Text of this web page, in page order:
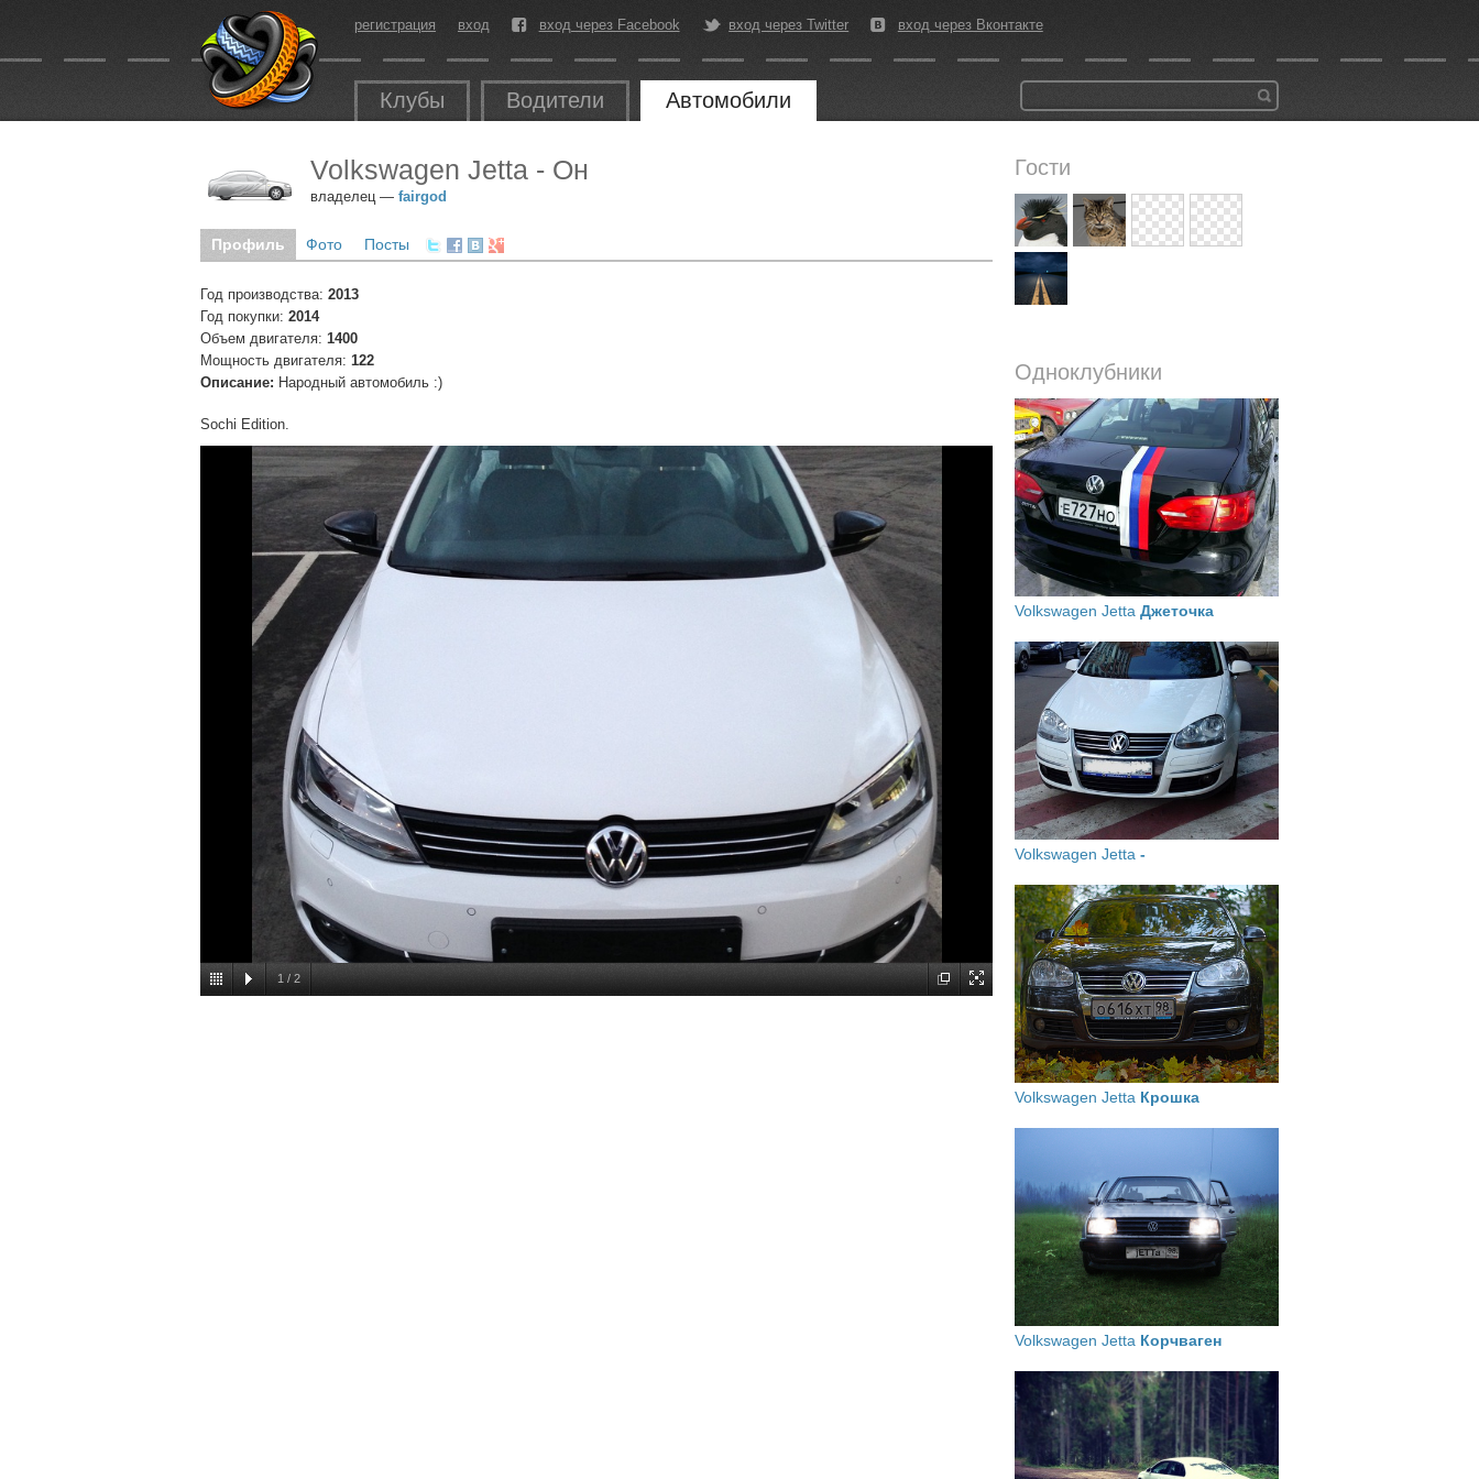
регистрация вход вход через Facebook вход через Twitter вход через Вконтакте
Клубы Водители Автомобили
Гости
Одноклубники
Volkswagen Jetta Джеточка
Volkswagen Jetta -
Volkswagen Jetta Крошка
Volkswagen Jetta Корчваген
Volkswagen Jetta - Он
владелец — fairgod
Профиль Фото Посты
Год производства: 2013
Год покупки: 2014
Объем двигателя: 1400
Мощность двигателя: 122
Описание: Народный автомобиль :)
Sochi Edition.
1 / 2